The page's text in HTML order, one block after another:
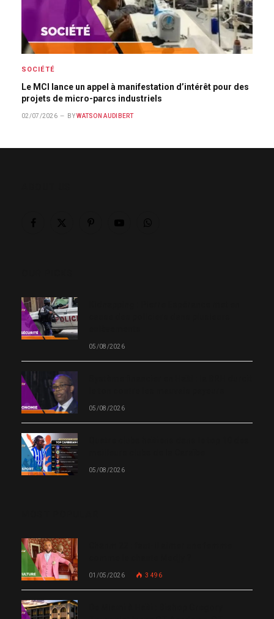
SOCIÉTÉ
Le MCI lance un appel à manifestation d’intérêt pour des
projets de micro-parcs industriels
02/07/2026 BY WATSON AUDIBERT
05/08/2026
05/08/2026
05/08/2026
01/05/2026 3 496